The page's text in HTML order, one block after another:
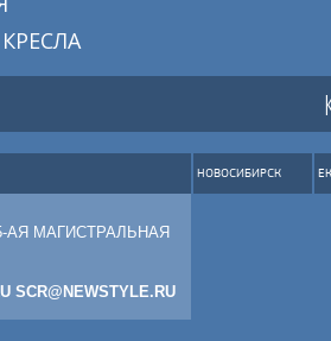
АЯ МАГИСТРАЛЬНАЯ
SCR@NEWSTYLE.RU
НОВОСИБИРСК